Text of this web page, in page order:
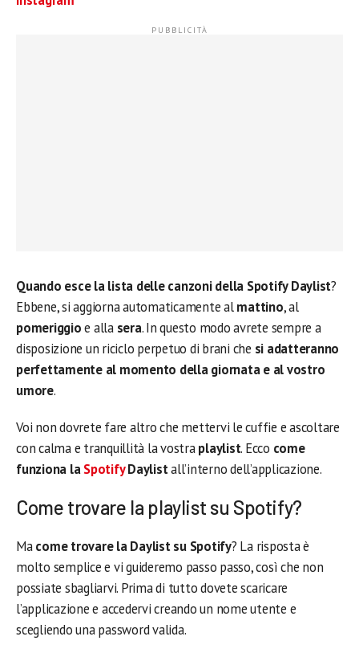
Quando esce la lista delle canzoni della Spotify Daylist?
Ebbene, si aggiorna automaticamente almattino, al
pomeriggioe alla sera. In questo modo avrete sempre a
disposizione un riciclo perpetuo di brani che si adatteranno
perfettamente al momento della giornata e al vostro
umore.
Voi non dovrete fare altro che mettervi le cuffie e ascoltare
con calma e tranquillità la vostraplaylist. Ecco come
funziona laSpotifyDaylistall’interno dell’applicazione.
Come trovare la playlist su Spotify?
Macome trovare la Daylist su Spotify? La risposta è
molto semplice e vi guideremo passo passo, così che non
possiate sbagliarvi. Prima di tutto dovete scaricare
l’applicazione e accedervi creando un nome utente e
scegliendo una password valida.